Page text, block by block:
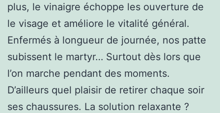
plus, le vinaigre échoppe les ouverture de
le visage et améliore le vitalité général.
Enfermés à longueur de journée, nos patte
subissent le martyr… Surtout dès lors que
l’on marche pendant des moments.
D’ailleurs quel plaisir de retirer chaque soir
ses chaussures. La solution relaxante ?